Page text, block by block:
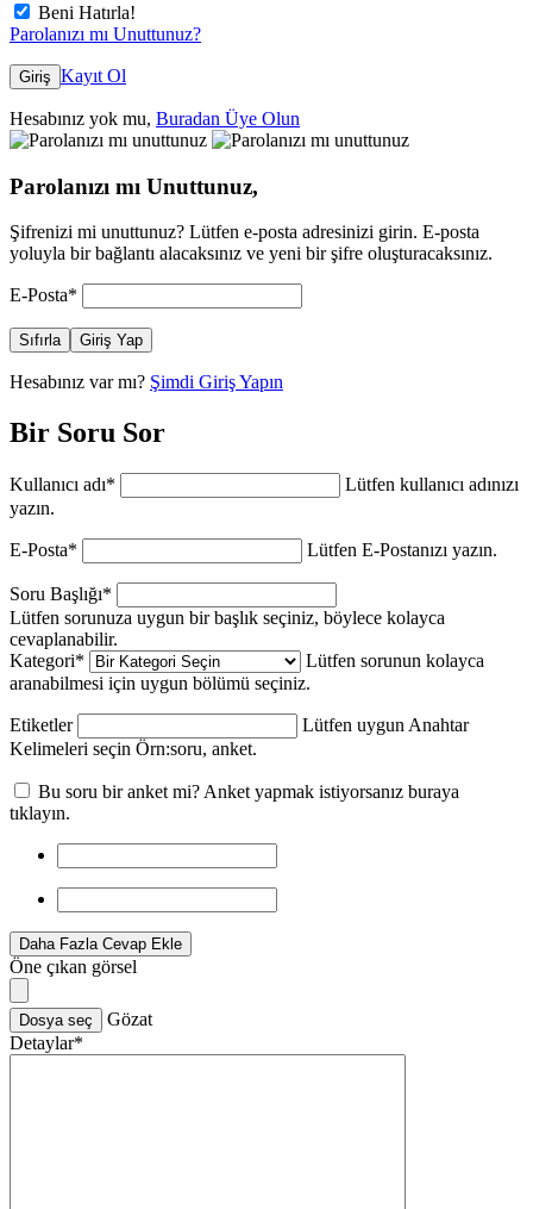
Beni Hatırla!
Parolanızı mı Unuttunuz?
Giriş Kayıt Ol
Hesabınız yok mu, Buradan Üye Olun
Parolanızı mı Unuttunuz,
Şifrenizi mi unuttunuz? Lütfen e-posta adresinizi girin. E-posta
yoluyla bir bağlantı alacaksınız ve yeni bir şifre oluşturacaksınız.
E-Posta*
Sıfırla Giriş Yap
Hesabınız var mı? Şimdi Giriş Yapın
Bir Soru Sor
Kullanıcı adı*
Lütfen kullanıcı adınızı
yazın.
E-Posta* Lütfen E-Postanızı yazın.
Soru Başlığı*
Lütfen sorunuza uygun bir başlık seçiniz, böylece kolayca
cevaplanabilir.
Kategori*
Lütfen sorunun kolayca
aranabilmesi için uygun bölümü seçiniz.
Etiketler
Lütfen uygun Anahtar
Kelimeleri seçin Örn:soru, anket.
Bu soru bir anket mi? Anket yapmak istiyorsanız buraya
tıklayın.
Daha Fazla Cevap Ekle
Öne çıkan görsel
Dosya seç
Gözat
Detaylar*